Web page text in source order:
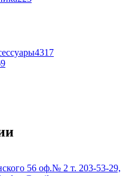
4317
56 оф.№ 2 т. 203-53-29,